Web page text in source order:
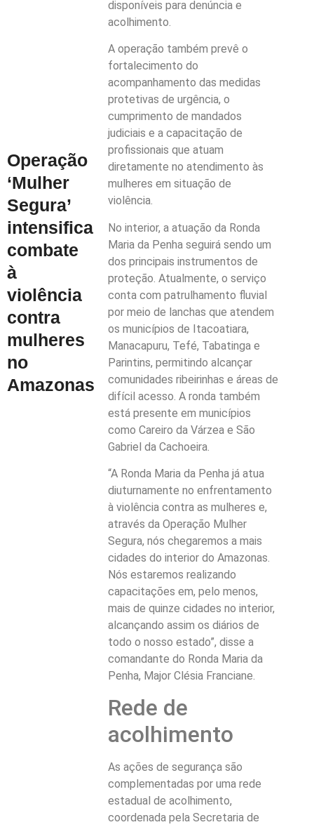
Operação
‘Mulher
Segura’
intensifica
combate
à
violência
contra
mulheres
no
Amazonas
disponíveis para denúncia e
acolhimento.
A operação também prevê o
fortalecimento do
acompanhamento das medidas
protetivas de urgência, o
cumprimento de mandados
judiciais e a capacitação de
profissionais que atuam
diretamente no atendimento às
mulheres em situação de
violência.
No interior, a atuação da Ronda
Maria da Penha seguirá sendo um
dos principais instrumentos de
proteção. Atualmente, o serviço
conta com patrulhamento fluvial
por meio de lanchas que atendem
os municípios de Itacoatiara,
Manacapuru, Tefé, Tabatinga e
Parintins, permitindo alcançar
comunidades ribeirinhas e áreas de
difícil acesso. A ronda também
está presente em municípios
como Careiro da Várzea e São
Gabriel da Cachoeira.
“A Ronda Maria da Penha já atua
diuturnamente no enfrentamento
à violência contra as mulheres e,
através da Operação Mulher
Segura, nós chegaremos a mais
cidades do interior do Amazonas.
Nós estaremos realizando
capacitações em, pelo menos,
mais de quinze cidades no interior,
alcançando assim os diários de
todo o nosso estado”, disse a
comandante do Ronda Maria da
Penha, Major Clésia Franciane.
Rede de
acolhimento
As ações de segurança são
complementadas por uma rede
estadual de acolhimento,
coordenada pela Secretaria de